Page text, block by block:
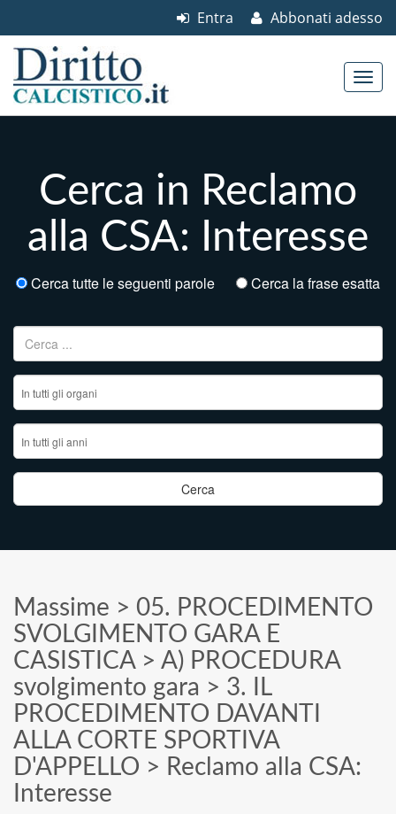
Abbonati adesso
Entra
Cerca in Reclamo
alla CSA: Interesse
Cerca tutte le seguenti parole Cerca la frase esatta
Ricerca per:
Massime > 05. PROCEDIMENTO
SVOLGIMENTO GARA E
CASISTICA> A) PROCEDURA
svolgimento gara > 3. IL
PROCEDIMENTO DAVANTI
ALLA CORTE SPORTIVA
D'APPELLO > Reclamo alla CSA:
Interesse